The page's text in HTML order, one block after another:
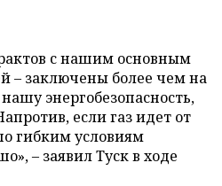
с нашим основным
– заключены более чем на
энергобезопасность,
если газ идет от
гибким условиям
– заявил Туск в ходе